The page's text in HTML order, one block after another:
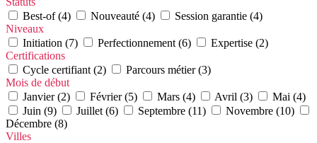
Best-of (4)
Nouveauté (4)
Session garantie (4)
Niveaux
Initiation (7)
Perfectionnement (6)
Expertise (2)
Certifications
Cycle certifiant (2)
Parcours métier (3)
Mois de début
Janvier (2)
Février (5) Mars (4) Avril (3)
Mai (4)
Juin (9)
Juillet (6) Septembre (11)
Novembre (10)
Décembre (8)
Villes